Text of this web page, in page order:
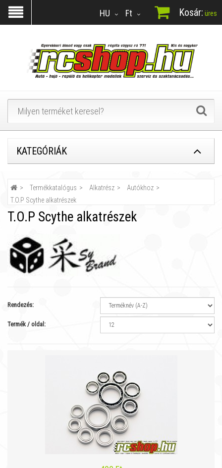
Ft
HU Kosár: üres
KATEGÓRIÁK
Termékkatalógus Alkatrész
Autókhoz
T.O.P Scythe alkatrészek
T.O.P Scythe alkatrészek
Rendezés:
Termék / oldal: